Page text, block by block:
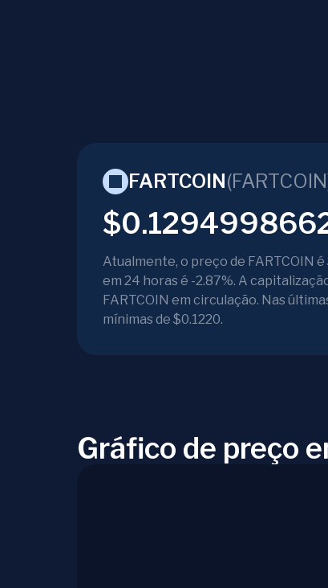
FARTCOIN(FARTCOIN
Atualmente, o preço de FARTCOIN
em 24 horas é -2.87%. A
FARTCOIN em circulação. Nas
mínimas de $0.1220.
Gráfico de preço